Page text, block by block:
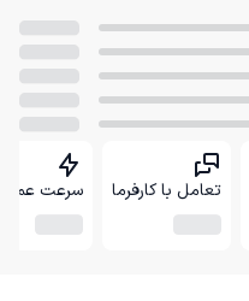
تعامل با کارفرما سرعت عمل